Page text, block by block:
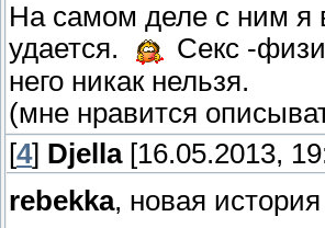
На самом деле с ним я
удается.
Секс -
него никак нельзя.
(мне нравится
[4] Djella[16.05.2013,
rebekka, новая